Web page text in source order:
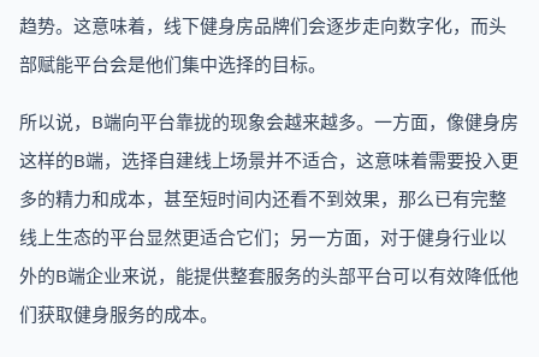
趋势。这意味着，线下健身房品牌们会逐步走向数字化，而头
部赋能平台会是他们集中选择的目标。
所以说，B端向平台靠拢的现象会越来越多。一方面，像健身房
这样的B端，选择自建线上场景并不适合，这意味着需要投入更
多的精力和成本，甚至短时间内还看不到效果，那么已有完整
线上生态的平台显然更适合它们；另一方面，对于健身行业以
外的B端企业来说，能提供整套服务的头部平台可以有效降低他
们获取健身服务的成本。